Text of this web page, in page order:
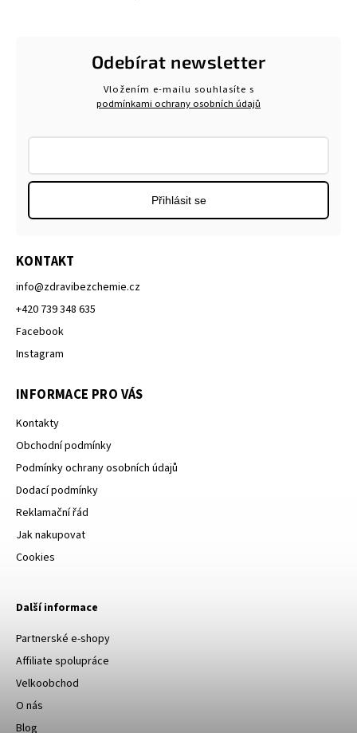
KONTAKT
info@zdravibezchemie.cz
+420 739 348 635
Facebook
Instagram
INFORMACE PRO VÁS
Kontakty
Obchodní podmínky
Podmínky ochrany osobních údajů
Dodací podmínky
Reklamační řád
Jak nakupovat
Cookies
Odebírat newsletter
Vložením e-mailu souhlasíte s
podmínkami ochrany osobních údajů
Přihlásit se
Další informace
Partnerské e-shopy
Affiliate spolupráce
Velkoobchod
O nás
Blog